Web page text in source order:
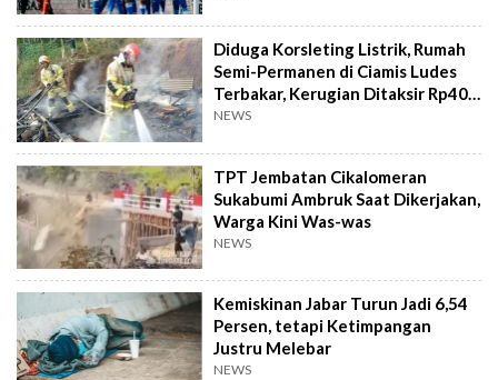
Diduga Korsleting Listrik, Rumah
Semi-Permanen di Ciamis Ludes
Terbakar, Kerugian Ditaksir Rp40
Juta
NEWS
TPT Jembatan Cikalomeran
Sukabumi Ambruk Saat Dikerjakan,
Warga Kini Was-was
NEWS
Kemiskinan Jabar Turun Jadi 6,54
Persen, tetapi Ketimpangan
Justru Melebar
NEWS